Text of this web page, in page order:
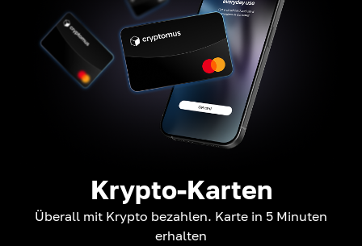
Krypto-Karten
Überall mit Krypto bezahlen. Karte in 5 Minuten
erhalten